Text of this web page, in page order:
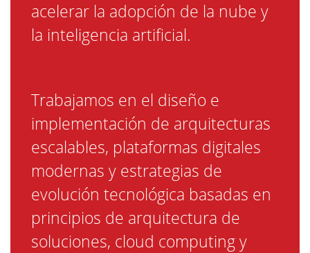
acelerar la adopción de la nube y
la inteligencia artificial.
Trabajamos en el diseño e
implementación de arquitecturas
escalables, plataformas digitales
modernas y estrategias de
evolución tecnológica basadas en
principios de arquitectura de
soluciones, cloud computing y